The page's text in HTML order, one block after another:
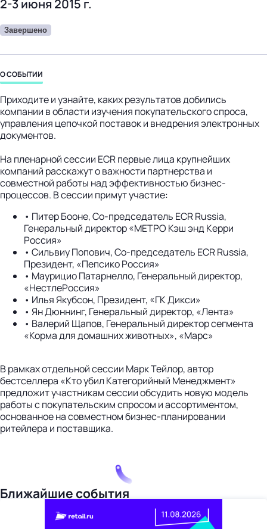
бизнес-центр
2-3 июня 2015 г.
Завершено
О СОБЫТИИ
Приходите и узнайте, каких результатов добились
компании в области изучения покупательского спроса,
управления цепочкой поставок и внедрения электронных
документов.
На пленарной сессии ECR первые лица крупнейших
компаний расскажут о важности партнерства и
совместной работы над эффективностью бизнес-
процессов. В сессии примут участие:
• Питер Бооне, Со-председатель ECR Russia,
Генеральный директор «МЕТРО Кэш энд Керри
Россия»
• Сильвиу Попович, Со-председатель ECR Russia,
Президент, «Пепсико Россия»
• Маурицио Патарнелло, Генеральный директор,
«НестлеРоссия»
• Илья Якубсон, Президент, «ГК Дикси»
• Ян Дюннинг, Генеральный директор, «Лента»
• Валерий Щапов, Генеральный директор сегмента
«Корма для домашних животных», «Марс»
В рамках отдельной сессии Марк Тейлор, автор
бестселлера «Кто убил Категорийный Менеджмент»
предложит участникам сессии обсудить новую модель
работы с покупательским спросом и ассортиментом,
основанное на совместном бизнес-планировании
ритейлера и поставщика.
Ближайшие события